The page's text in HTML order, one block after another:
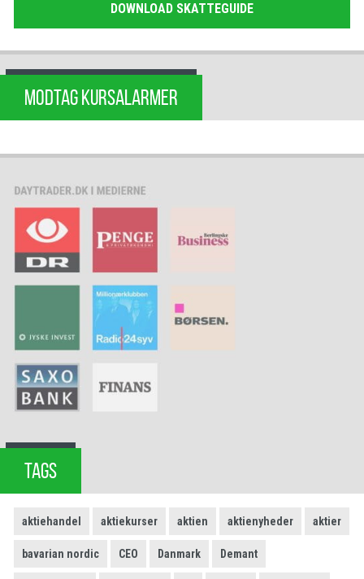
DOWNLOAD SKATTEGUIDE
MODTAG KURSALARMER
TAGS
aktiehandel aktiekurser aktien aktienyheder aktier
bavarian nordic CEO Danmark Demant